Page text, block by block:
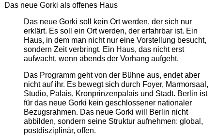
Das neue Gorki als offenes Haus
Das neue Gorki soll kein Ort werden, der sich nur
erklärt. Es soll ein Ort werden, der erfahrbar ist. Ein
Haus, in dem man nicht nur eine Vorstellung besucht,
sondern Zeit verbringt. Ein Haus, das nicht erst
aufwacht, wenn abends der Vorhang aufgeht.
Das Programm geht von der Bühne aus, endet aber
nicht auf ihr. Es bewegt sich durch Foyer, Marmorsaal,
Studio, Palais, Kronprinzenpalais und Stadt. Berlin ist
für das neue Gorki kein geschlossener nationaler
Bezugsrahmen. Das neue Gorki will Berlin nicht
abbilden, sondern seine Struktur aufnehmen: global,
postdisziplinär, offen.